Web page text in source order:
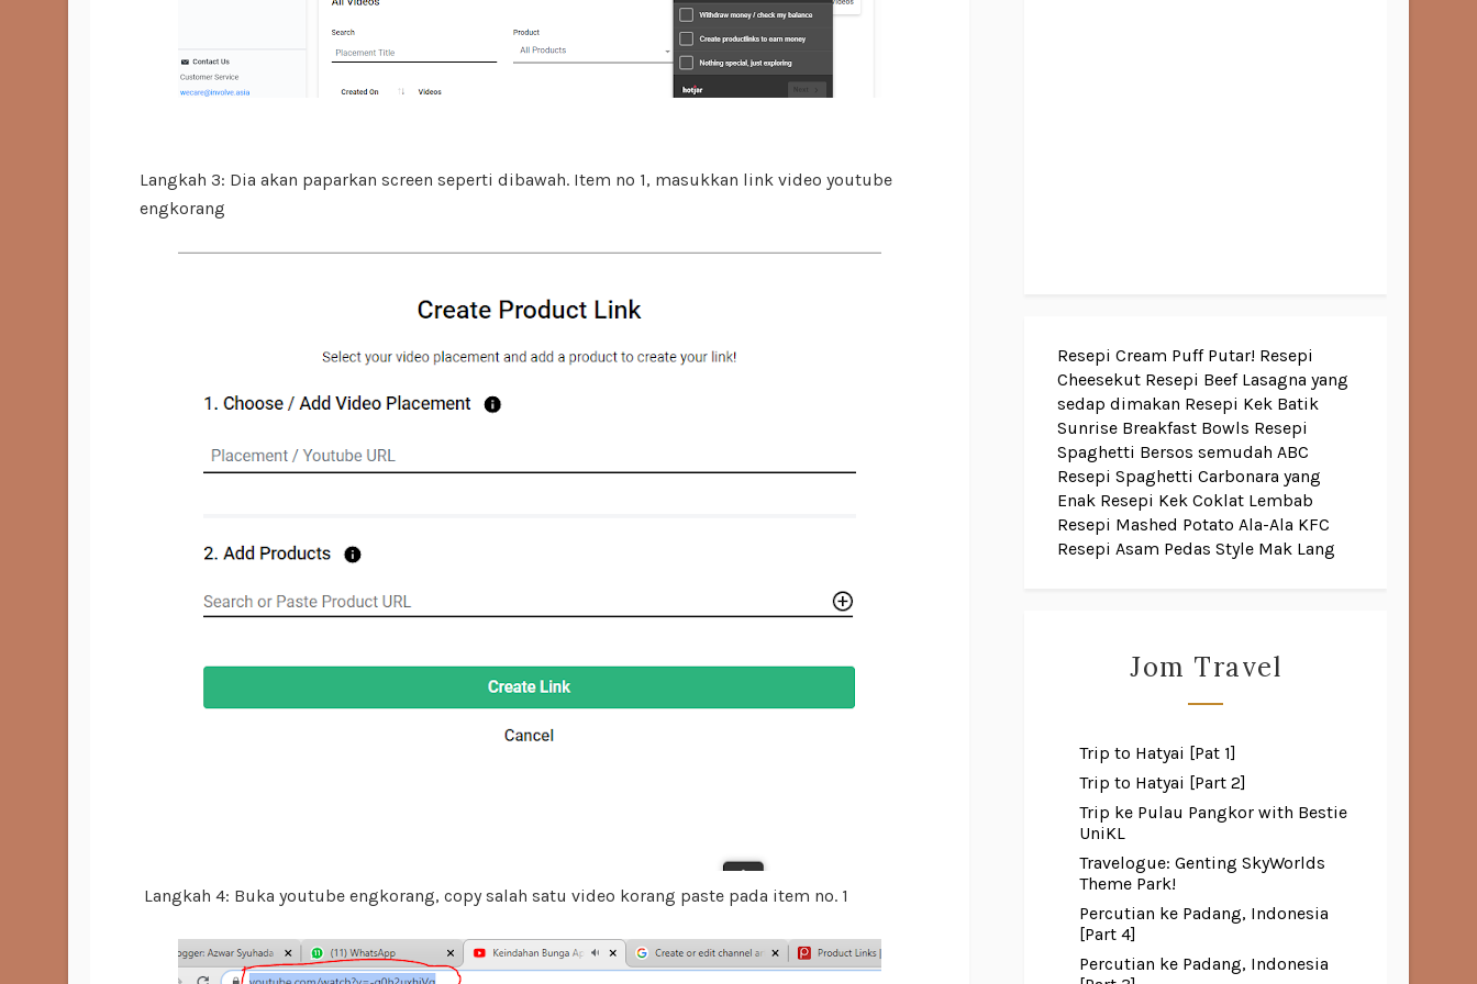
Langkah 3: Dia akan paparkan screen seperti dibawah. Item no 1, masukkan link video youtube
engkorang
Langkah 4: Buka youtube engkorang, copy salah satu video korang paste pada item no. 1
Resepi Cream Puff Putar! Resepi
Cheesekut Resepi Beef Lasagna yang
sedap dimakan Resepi Kek Batik
Sunrise Breakfast Bowls Resepi
Spaghetti Bersos semudah ABC
Resepi Spaghetti Carbonara yang
Enak Resepi Kek Coklat Lembab
Resepi Mashed Potato Ala-Ala KFC
Resepi Asam Pedas Style Mak Lang
Jom Travel
Trip to Hatyai [Pat 1]
Trip to Hatyai [Part 2]
Trip ke Pulau Pangkor with Bestie
UniKL
Travelogue: Genting SkyWorlds
Theme Park!
Percutian ke Padang, Indonesia
[Part 4]
Percutian ke Padang, Indonesia